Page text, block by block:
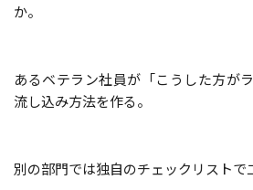
か。
あるベテラン社員が「こうした方が
流し込み方法を作る。
別の部門では独自のチェックリストで